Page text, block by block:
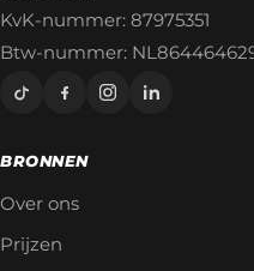
KvK-nummer: 87975351
Btw-nummer:
BRONNEN
Over ons
Prijzen